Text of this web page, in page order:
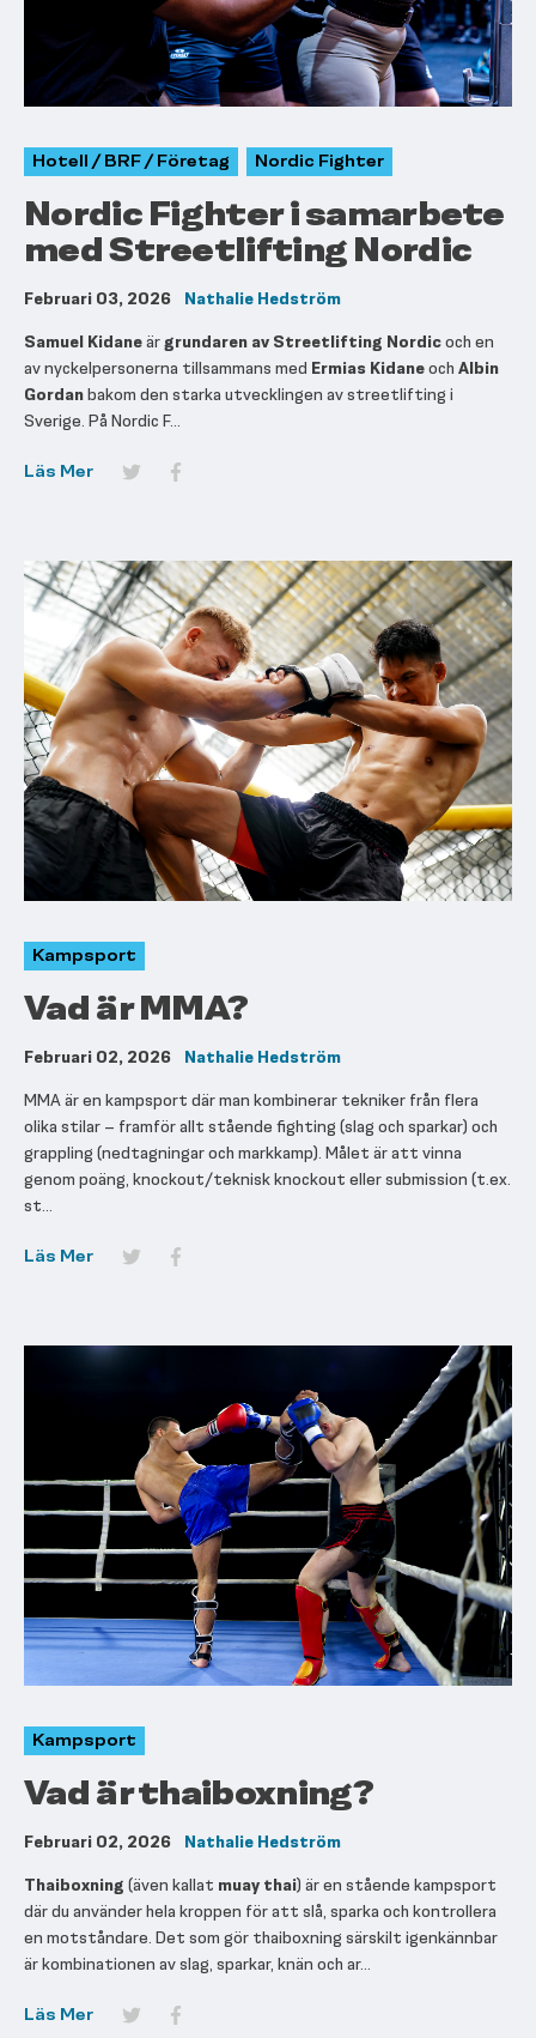
Hotell / BRF / Företag Nordic Fighter
Nordic Fighter i samarbete
med Streetlifting Nordic
Februari 03, 2026
Nathalie Hedström
Samuel Kidaneärgrundaren av Streetlifting Nordicoch en
av nyckelpersonerna tillsammans med Ermias Kidaneoch Albin
Gordanbakom den starka utvecklingen av streetlifting i
Sverige. På Nordic F...
Läs Mer
Kampsport
Vad är MMA?
Februari 02, 2026
Nathalie Hedström
MMA är en kampsport där man kombinerar tekniker från flera
olika stilar – framför allt stående fighting (slag och sparkar) och
grappling (nedtagningar och markkamp). Målet är att vinna
genom poäng, knockout/teknisk knockout eller submission (t.ex.
st...
Läs Mer
Kampsport
Vad är thaiboxning?
Februari 02, 2026
Nathalie Hedström
Thaiboxning (även kallat muay thai) är en stående kampsport
där du använder hela kroppen för att slå, sparka och kontrollera
en motståndare. Det som gör thaiboxning särskilt igenkännbar
är kombinationen av slag, sparkar, knän och ar...
Läs Mer